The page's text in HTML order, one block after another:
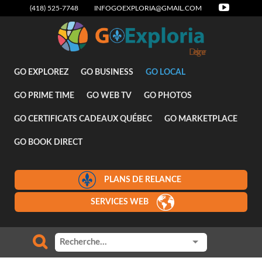
(418) 525-7748 INFOGOEXPLORIA@GMAIL.COM
Designer
GO EXPLOREZ GO BUSINESS GO LOCAL
GO PRIME TIME GO WEB TV GO PHOTOS
GO CERTIFICATS CADEAUX QUÉBEC GO MARKETPLACE
GO BOOK DIRECT
PLANS DE RELANCE
SERVICES WEB